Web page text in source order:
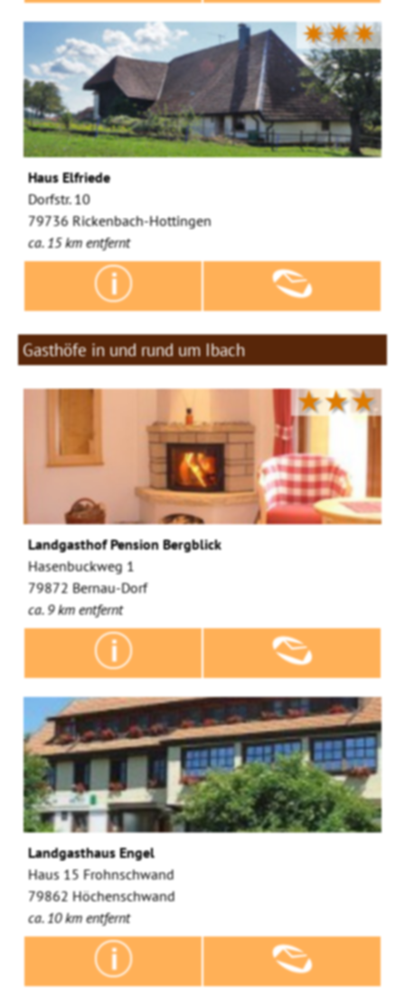
✷✷✷
Haus Elfriede
Dorfstr. 10
79736 Rickenbach-Hottingen
ca. 15 km entfernt
Gasthöfe in und rund um Ibach
★★★
Landgasthof Pension Bergblick
Hasenbuckweg 1
79872 Bernau-Dorf
ca. 9 km entfernt
Landgasthaus Engel
Haus 15 Frohnschwand
79862 Höchenschwand
ca. 10 km entfernt